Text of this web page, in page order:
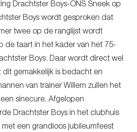
Drachtster Boys-ONS Sneek op
Boys wordt gesproken dat
twee op de ranglijst wordt
de taart in het kader van het 75-
Boys. Daar wordt direct wel
gemakkelijk is bedacht en
van trainer Willem zullen het
sinecure. Afgelopen
Drachtster Boys in het clubhuis
een grandioos jubileumfeest